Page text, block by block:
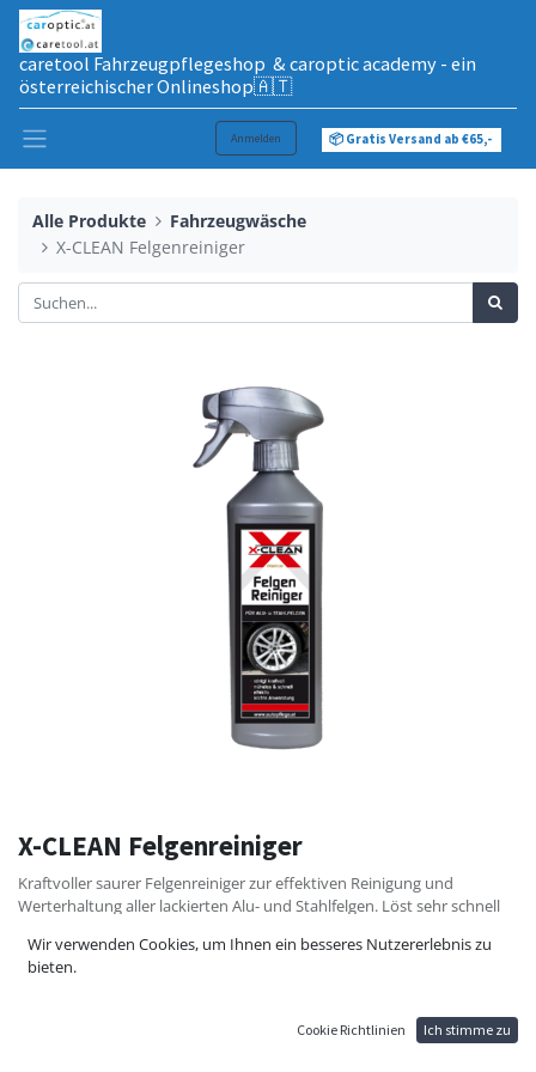
caretool Fahrzeugpflegeshop & caroptic academy - ein
österreichischer Onlineshop🇦🇹
Anmelden 📦 Gratis Versand ab €65,-
Alle Produkte
Fahrzeugwäsche
X-CLEAN Felgenreiniger
X-CLEAN Felgenreiniger
Kraftvoller saurer Felgenreiniger zur effektiven Reinigung und
Werterhaltung aller lackierten Alu- und Stahlfelgen. Löst sehr schnell
Bremsabriebrückstände, sowie sonstigen Straßenschmutz. Bei
maximaler Oberflächenschonung erhalten die Felgen unmittelbar ein
für den Einsatz in biologischen Aufbereitungsanlagen, unter
Einhaltung der Einleitungsbedingungen, geeignet.
Wir verwenden Cookies, um Ihnen ein besseres Nutzererlebnis zu
bieten.
Cookie Richtlinien Ich stimme zu